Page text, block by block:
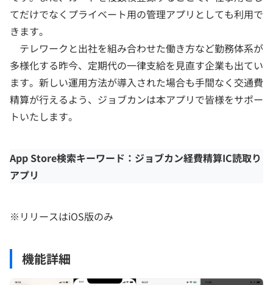
てだけでなくプライベート用の管理アプリとしても利用で
きます。
テレワークと出社を組み合わせた働き方など勤務体系が
多様化する昨今、定期代の一律支給を見直す企業も出てい
ます。新しい運用方法が導入された場合も手間なく交通費
精算が行えるよう、ジョブカンは本アプリで皆様をサポー
トいたします。
App Store検索キーワード：ジョブカン経費精算IC読取り
アプリ
※リリースはiOS版のみ
機能詳細